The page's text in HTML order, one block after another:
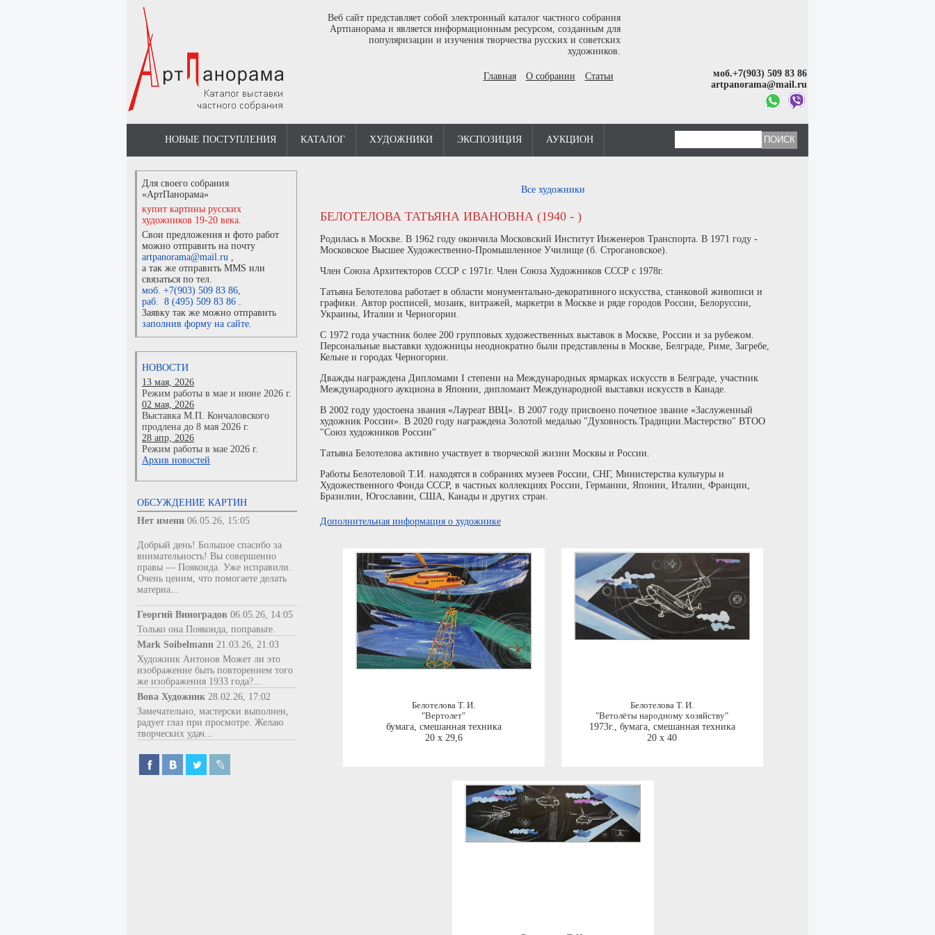
Веб сайт представляет собой электронный каталог частного собрания
Артпанорама и является информационным ресурсом, созданным для
популяризации и изучения творчества русских и советских
художников.
Главная О собрании Статьи
моб.+7(903) 509 83 86
artpanorama@mail.ru
НОВЫЕ ПОСТУПЛЕНИЯ КАТАЛОГ ХУДОЖНИКИ ЭКСПОЗИЦИЯ АУКЦИОН
Для своего собрания
«АртПанорама»
купит картины русских
художников 19-20 века.
Свои предложения и фото работ
можно отправить на почту
artpanorama@mail.ru ,
а так же отправить MMS или
связаться по тел.
моб. +7(903) 509 83 86,
раб. 8 (495) 509 83 86 .
Заявку так же можно отправить
заполнив форму на сайте.
НОВОСТИ
13 мая, 2026
Режим работы в мае и июне 2026 г.
02 мая, 2026
Выставка М.П. Кончаловского
продлена до 8 мая 2026 г.
28 апр, 2026
Режим работы в мае 2026 г.
Архив новостей
ОБСУЖДЕНИЕ КАРТИН
Нет имени 06.05.26, 15:05
Добрый день! Большое спасибо за
внимательность! Вы совершенно
правы — Пояконда. Уже исправили.
Очень ценим, что помогаете делать
материа...
Георгий Виноградов 06.05.26, 14:05
Только она Пояконда, поправьте.
Mark Soibelmann 21.03.26, 21:03
Художник Антонов Может ли это
изображение быть повторением того
же изображения 1933 года?...
Вова Художник 28.02.26, 17:02
Замечательно, мастерски выполнен,
радует глаз при просмотре. Желаю
творческих удач...
Все художники
БЕЛОТЕЛОВА ТАТЬЯНА ИВАНОВНА (1940 - )
Родилась в Москве. В 1962 году окончила Московский Институт Инженеров Транспорта. В 1971 году -
Московское Высшее Художественно-Промышленное Училище (б. Строгановское).
Член Союза Архитекторов СССР с 1971г. Член Союза Художников СССР с 1978г.
Татьяна Белотелова работает в области монументально-декоративного искусства, станковой живописи и
графики. Автор росписей, мозаик, витражей, маркетри в Москве и ряде городов России, Белоруссии,
Украины, Италии и Черногории.
С 1972 года участник более 200 групповых художественных выставок в Москве, России и за рубежом.
Персональные выставки художницы неоднократно были представлены в Москве, Белграде, Риме, Загребе,
Кельне и городах Черногории.
Дважды награждена Дипломами I степени на Международных ярмарках искусств в Белграде, участник
Международного аукциона в Японии, дипломант Международной выставки искусств в Канаде.
В 2002 году удостоена звания «Лауреат ВВЦ». В 2007 году присвоено почетное звание «Заслуженный
художник России». В 2020 году награждена Золотой медалью "Духовность.Традиции.Мастерство" ВТОО
"Союз художников России"
Татьяна Белотелова активно участвует в творческой жизни Москвы и России.
Работы Белотеловой Т.И. находятся в собраниях музеев России, СНГ, Министерства культуры и
Художественного Фонда СССР, в частных коллекциях России, Германии, Японии, Италии, Франции,
Бразилии, Югославии, США, Канады и других стран.
Дополнительная информация о художнике
Белотелова Т. И.
"Вертолет"
бумага, смешанная техника
20 x 29,6
Белотелова Т. И.
"Ветолёты народному хозяйству"
1973г., бумага, смешанная техника
20 x 40